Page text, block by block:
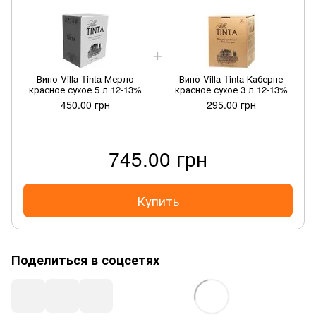
Вино Villa Tinta Мерло
красное сухое 5 л 12-13%
450.00 грн
Вино Villa Tinta Каберне
красное сухое 3 л 12-13%
295.00 грн
745.00 грн
Купить
Поделиться в соцсетях